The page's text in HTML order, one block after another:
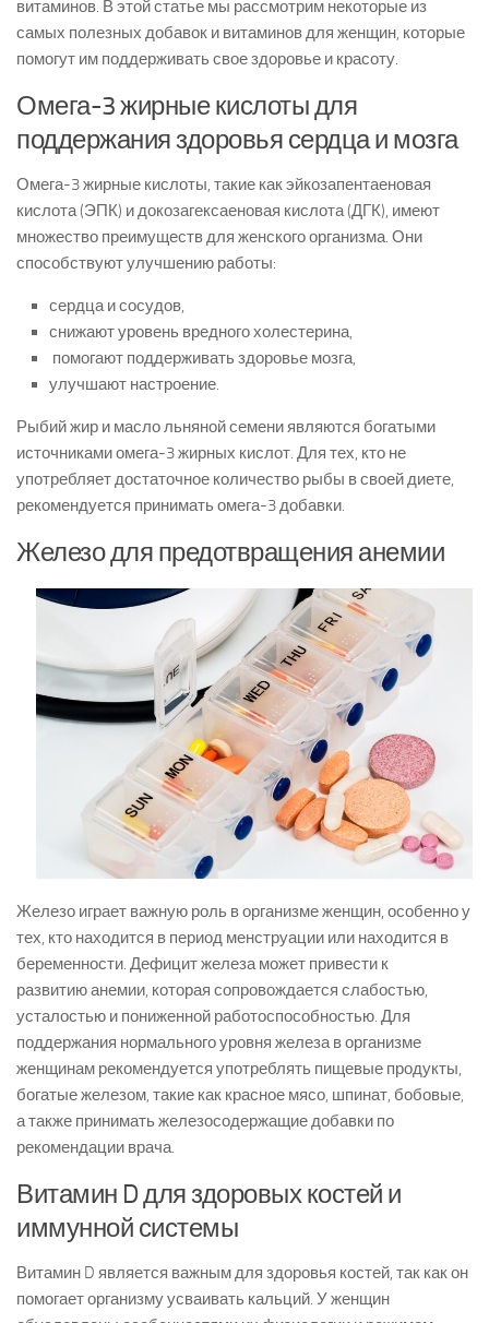
витаминов. В этой статье мы рассмотрим некоторые из
самых полезных добавок и витаминов для женщин, которые
помогут им поддерживать свое здоровье и красоту.
Омега-3 жирные кислоты для
поддержания здоровья сердца и мозга
Омега-3 жирные кислоты, такие как эйкозапентаеновая
кислота (ЭПК) и докозагексаеновая кислота (ДГК), имеют
множество преимуществ для женского организма. Они
способствуют улучшению работы:
сердца и сосудов,
снижают уровень вредного холестерина,
помогают поддерживать здоровье мозга,
улучшают настроение.
Рыбий жир и масло льняной семени являются богатыми
источниками омега-3 жирных кислот. Для тех, кто не
употребляет достаточное количество рыбы в своей диете,
рекомендуется принимать омега-3 добавки.
Железо для предотвращения анемии
Железо играет важную роль в организме женщин, особенно у
тех, кто находится в период менструации или находится в
беременности. Дефицит железа может привести к
развитию анемии, которая сопровождается слабостью,
усталостью и пониженной работоспособностью. Для
поддержания нормального уровня железа в организме
женщинам рекомендуется употреблять пищевые продукты,
богатые железом, такие как красное мясо, шпинат, бобовые,
а также принимать железосодержащие добавки по
рекомендации врача.
Витамин D для здоровых костей и
иммунной системы
Витамин D является важным для здоровья костей, так как он
помогает организму усваивать кальций. У женщин